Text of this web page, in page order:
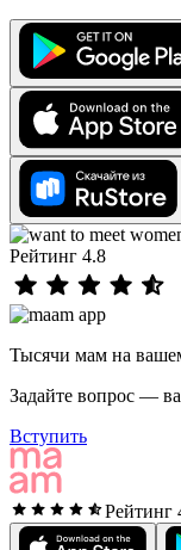
Рейтинг 4.8
Тысячи мам на
Задайте вопрос —
Вступить
Рейтинг